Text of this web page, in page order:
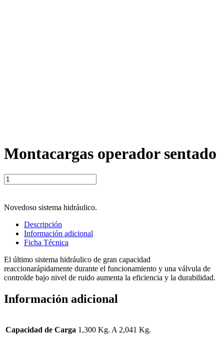
Montacargas operador sentado
Montacargas
operador
cantidad
Novedoso sistema hidráulico.
Descripción
Información adicional
Ficha Técnica
El último sistema hidráulico de gran capacidad
reaccionarápidamente durante el funcionamiento y una válvula de
controlde bajo nivel de ruido aumenta la eficiencia y la durabilidad.
Información adicional
Capacidad de Carga 1,300 Kg. A 2,041 Kg.